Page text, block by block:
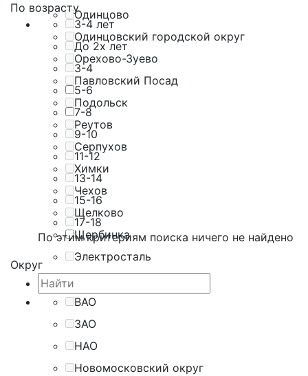
Одинцово
Одинцовский городской округ
Орехово-Зуево
Павловский Посад
Подольск
Реутов
Серпухов
Химки
Чехов
Щелково
Щербинка
Электросталь
По возрасту
3-4 лет
До 2х лет
3-4
5-6
7-8
9-10
11-12
13-14
15-16
17-18
По этим критериям поиска ничего не найдено
Округ
ВАО
ЗАО
НАО
Новомосковский округ